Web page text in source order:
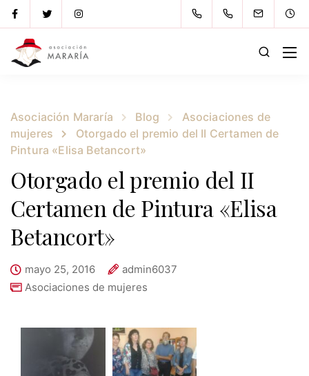
Asociación Mararía Blog
Asociaciones de
mujeres
Otorgado el premio del II Certamen de
Pintura «Elisa Betancort»
Otorgado el premio del II
Certamen de Pintura «Elisa
Betancort»
mayo 25, 2016
admin6037
Asociaciones de mujeres